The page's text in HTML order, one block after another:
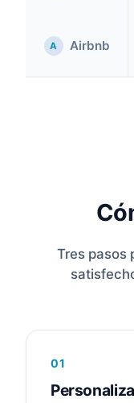
A Airbnb
Tres pasos
01
Personaliza